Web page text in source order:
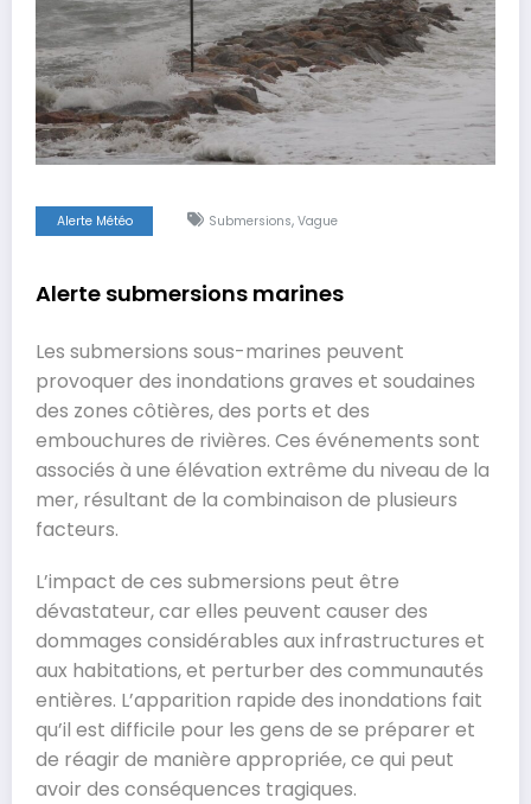
Alerte Météo Submersions, Vague
Alerte submersions marines
Les submersions sous-marines peuvent
provoquer des inondations graves et soudaines
des zones côtières, des ports et des
embouchures de rivières. Ces événements sont
associés à une élévation extrême du niveau de la
mer, résultant de la combinaison de plusieurs
facteurs.
L’impact de ces submersions peut être
dévastateur, car elles peuvent causer des
dommages considérables aux infrastructures et
aux habitations, et perturber des communautés
entières. L’apparition rapide des inondations fait
qu’il est difficile pour les gens de se préparer et
de réagir de manière appropriée, ce qui peut
avoir des conséquences tragiques.